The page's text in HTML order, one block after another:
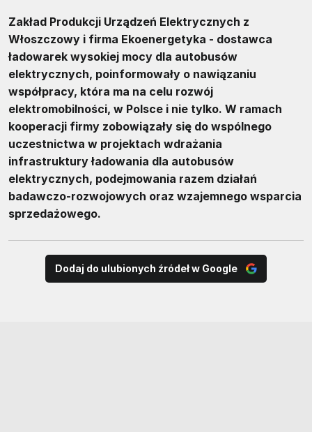
Zakład Produkcji Urządzeń Elektrycznych z
Włoszczowy i firma Ekoenergetyka - dostawca
ładowarek wysokiej mocy dla autobusów
elektrycznych, poinformowały o nawiązaniu
współpracy, która ma na celu rozwój
elektromobilności, w Polsce i nie tylko. W ramach
kooperacji firmy zobowiązały się do wspólnego
uczestnictwa w projektach wdrażania
infrastruktury ładowania dla autobusów
elektrycznych, podejmowania razem działań
badawczo-rozwojowych oraz wzajemnego wsparcia
sprzedażowego.
Dodaj do ulubionych źródeł w Google